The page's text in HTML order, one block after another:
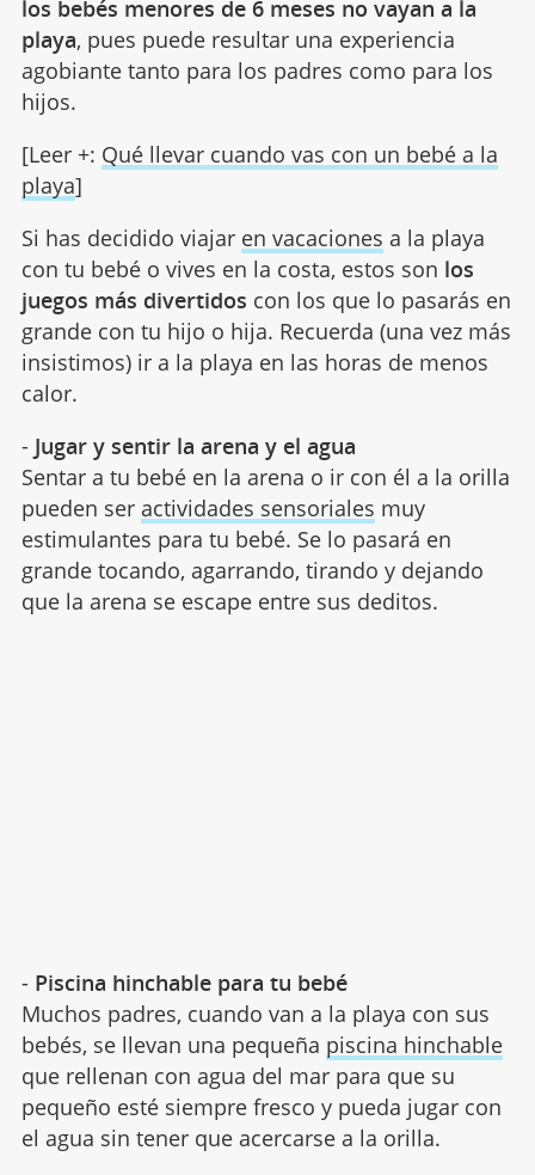
los bebés menores de 6 meses no vayan a la
playa, pues puede resultar una experiencia
agobiante tanto para los padres como para los
hijos.
[Leer +: Qué llevar cuando vas con un bebé a la
playa]
Si has decidido viajar en vacaciones a la playa
con tu bebé o vives en la costa, estos son los
juegos más divertidos con los que lo pasarás en
grande con tu hijo o hija. Recuerda (una vez más
insistimos) ir a la playa en las horas de menos
calor.
- Jugar y sentir la arena y el agua
Sentar a tu bebé en la arena o ir con él a la orilla
pueden ser actividades sensoriales muy
estimulantes para tu bebé. Se lo pasará en
grande tocando, agarrando, tirando y dejando
que la arena se escape entre sus deditos.
- Piscina hinchable para tu bebé
Muchos padres, cuando van a la playa con sus
bebés, se llevan una pequeña piscina hinchable
que rellenan con agua del mar para que su
pequeño esté siempre fresco y pueda jugar con
el agua sin tener que acercarse a la orilla.